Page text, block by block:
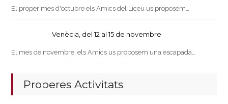
El proper mes d'octubre els Amics del Liceu us proposem…
Venècia, del 12 al 15 de novembre
El mes de novembre, els Amics us proposem una escapada…
Properes Activitats